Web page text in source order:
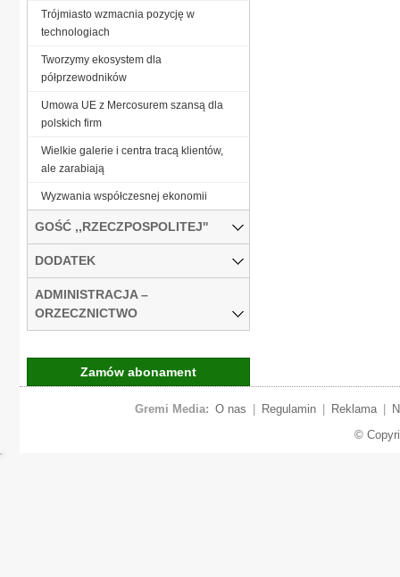
Trójmiasto wzmacnia pozycję w
technologiach
Tworzymy ekosystem dla
półprzewodników
Umowa UE z Mercosurem szansą dla
polskich firm
Wielkie galerie i centra tracą klientów,
ale zarabiają
Wyzwania współczesnej ekonomii
GOŚĆ ,,RZECZPOSPOLITEJ''
DODATEK
ADMINISTRACJA –
ORZECZNICTWO
Zamów abonament
Gremi Media: O nas Regulamin Reklama
©